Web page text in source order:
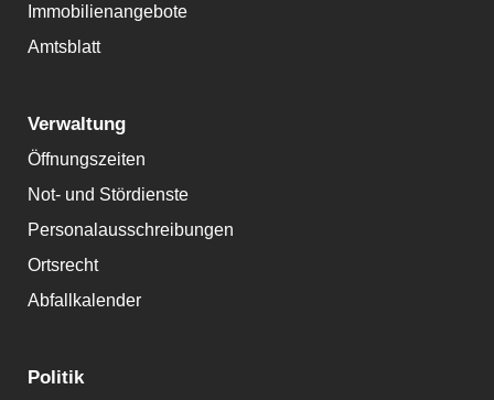
Immobilienangebote
Amtsblatt
Verwaltung
Öffnungszeiten
Not- und Stördienste
Personalausschreibungen
Ortsrecht
Abfallkalender
Politik